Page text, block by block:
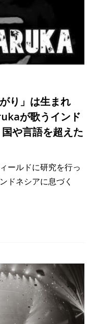
り」は生まれ
が歌うインド
や言語を超えた
ールドに研究を行っ
ドネシアに息づく